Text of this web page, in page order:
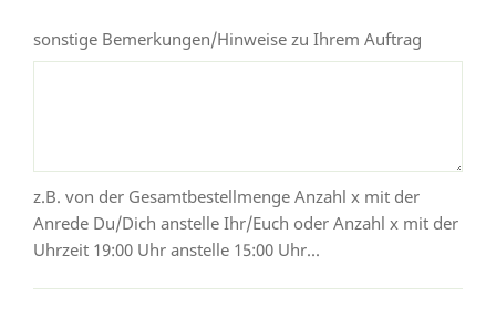
sonstige Bemerkungen/Hinweise zu Ihrem Auftrag
z.B. von der Gesamtbestellmenge Anzahl x mit der
Anrede Du/Dich anstelle Ihr/Euch oder Anzahl x mit der
Uhrzeit 19:00 Uhr anstelle 15:00 Uhr...